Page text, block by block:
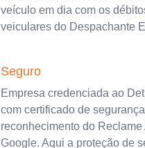
veículo em dia com os
veiculares do Despachante
Seguro
Empresa credenciada ao
com certificado de
reconhecimento do Reclame
Google. Aqui a proteção de